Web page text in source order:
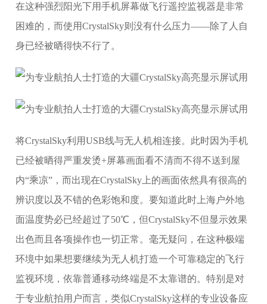
在这种强烈阳光下用手机屏幕做飞行遥控监视器是非常
困难的，而使用CrystalSky则没有什么压力——除了人自
身已经被晒得快不行了。
将CrystalSky利用USB线与无人机相连接。此时因为手机
已经被晒得严重发烫+屏幕画面看不清而不得不送到屋
内“乘凉”，而出现在CrystalSky上的画面依然具有很高的
辨识度以及不错的色彩饱和度。要知道此时上海户外地
面温度势必已经超过了50℃，但CrystalSky不但显示效果
出色而且各项操作也一切正常。毫无疑问，在这种极端
环境中如果想要继续为无人机打造一个可靠稳定的飞行
监视环境，依靠普通移动终端是不太靠谱的。特别是对
于专业航拍用户而言，类似CrystalSky这样的专业设备应